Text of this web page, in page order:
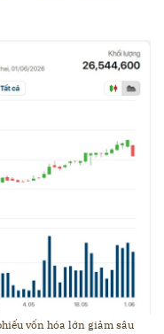
vốn hóa lớn giảm sâu